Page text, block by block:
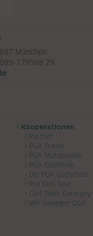
München
179588 29
Kooperationen
Partner
PGA Travel
PGA Stützpunkte
PGA Golfklinik
Die PGA Golfschule
Pro Golf Tour
Golf Team Germany
Wir bewegen Golf